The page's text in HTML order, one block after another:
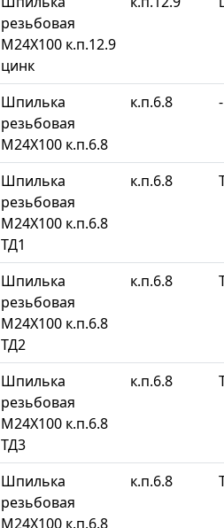
резьбовая
М24Х100 к.п.12.9
цинк
Шпилька
резьбовая
М24Х100 к.п.6.8
к.п.6.8 -
Шпилька
резьбовая
М24Х100 к.п.6.8
ТД1
к.п.6.8
Шпилька
резьбовая
М24Х100 к.п.6.8
ТД2
к.п.6.8
Шпилька
резьбовая
М24Х100 к.п.6.8
ТД3
к.п.6.8
Шпилька
резьбовая
М24Х100 к.п.6.8
к.п.6.8